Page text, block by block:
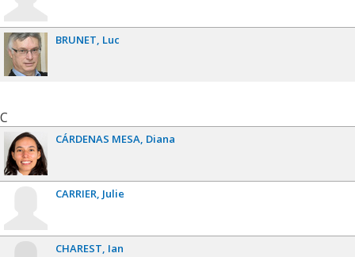
BRUNET Luc
C
CÁRDENAS MESA Diana
CARRIER Julie
CHAREST Ian